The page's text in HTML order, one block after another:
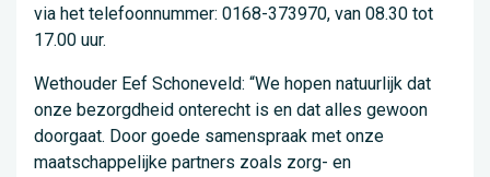
via het telefoonnummer: 0168-373970, van 08.30 tot
17.00 uur.
Wethouder Eef Schoneveld: “We hopen natuurlijk dat
onze bezorgdheid onterecht is en dat alles gewoon
doorgaat. Door goede samenspraak met onze
maatschappelijke partners zoals zorg- en